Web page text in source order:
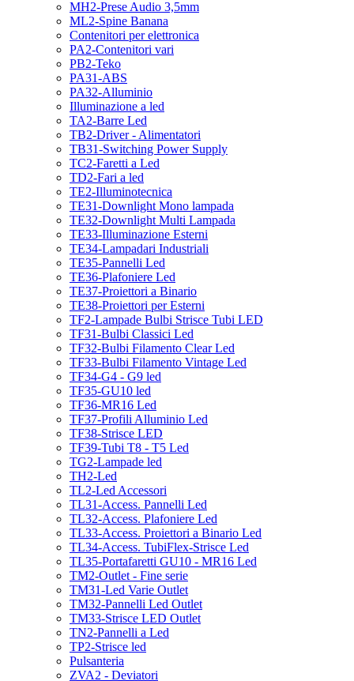
MH2-Prese Audio 3,5mm
ML2-Spine Banana
Contenitori per elettronica
PA2-Contenitori vari
PB2-Teko
PA31-ABS
PA32-Alluminio
Illuminazione a led
TA2-Barre Led
TB2-Driver - Alimentatori
TB31-Switching Power Supply
TC2-Faretti a Led
TD2-Fari a led
TE2-Illuminotecnica
TE31-Downlight Mono lampada
TE32-Downlight Multi Lampada
TE33-Illuminazione Esterni
TE34-Lampadari Industriali
TE35-Pannelli Led
TE36-Plafoniere Led
TE37-Proiettori a Binario
TE38-Proiettori per Esterni
TF2-Lampade Bulbi Strisce Tubi LED
TF31-Bulbi Classici Led
TF32-Bulbi Filamento Clear Led
TF33-Bulbi Filamento Vintage Led
TF34-G4 - G9 led
TF35-GU10 led
TF36-MR16 Led
TF37-Profili Alluminio Led
TF38-Strisce LED
TF39-Tubi T8 - T5 Led
TG2-Lampade led
TH2-Led
TL2-Led Accessori
TL31-Access. Pannelli Led
TL32-Access. Plafoniere Led
TL33-Access. Proiettori a Binario Led
TL34-Access. TubiFlex-Strisce Led
TL35-Portafaretti GU10 - MR16 Led
TM2-Outlet - Fine serie
TM31-Led Varie Outlet
TM32-Pannelli Led Outlet
TM33-Strisce LED Outlet
TN2-Pannelli a Led
TP2-Strisce led
Pulsanteria
ZVA2 - Deviatori